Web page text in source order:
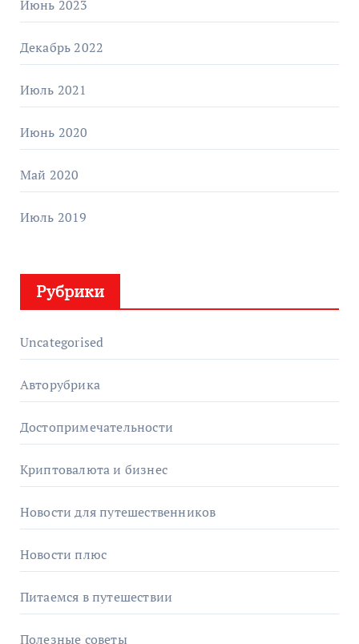
Июнь 2023
Декабрь 2022
Июль 2021
Июнь 2020
Май 2020
Июль 2019
Рубрики
Uncategorised
Авторубрика
Достопримечательности
Криптовалюта и бизнес
Новости для путешественников
Новости плюс
Питаемся в путешествии
Полезные советы